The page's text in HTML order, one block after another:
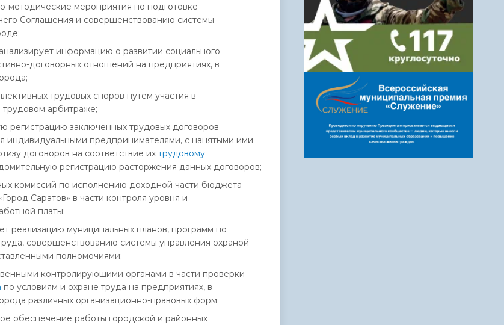
методические мероприятия по подготовке
Соглашения и совершенствованию системы
информацию о развитии социального
договорных отношений на предприятиях, в
трудовых споров путем участия в
арбитраже;
регистрацию заключенных трудовых договоров
индивидуальными предпринимателями, с нанятыми ими
договоров на соответствие их трудовому
регистрацию расторжения данных договоров;
комиссий по исполнению доходной части бюджета
Саратов» в части контроля уровня и
платы;
реализацию муниципальных планов, программ по
совершенствованию системы управления охраной
полномочиями;
контролирующими органами в части проверки
по условиям и охране труда на предприятиях, в
различных организационно-правовых форм;
обеспечение работы городской и районных